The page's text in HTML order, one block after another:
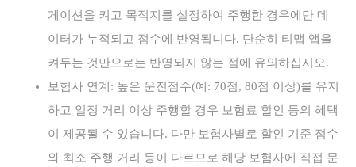
게이션을 켜고 목적지를 설정하여 주행한 경우에만 데
이터가 누적되고 점수에 반영됩니다. 단순히 티맵 앱을
켜두는 것만으로는 반영되지 않는 점에 유의하십시오.
보험사 연계: 높은 운전점수(예: 70점, 80점 이상)를 유지
하고 일정 거리 이상 주행할 경우 보험료 할인 등의 혜택
이 제공될 수 있습니다. 다만 보험사별로 할인 기준 점수
와 최소 주행 거리 등이 다르므로 해당 보험사에 직접 문